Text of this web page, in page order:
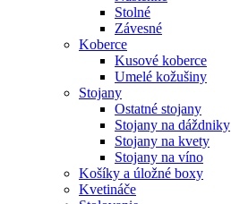
Stolné
Závesné
Koberce
Kusové koberce
Umelé kožušiny
Stojany
Ostatné stojany
Stojany na dáždniky
Stojany na kvety
Stojany na víno
Košíky a úložné boxy
Kvetináče